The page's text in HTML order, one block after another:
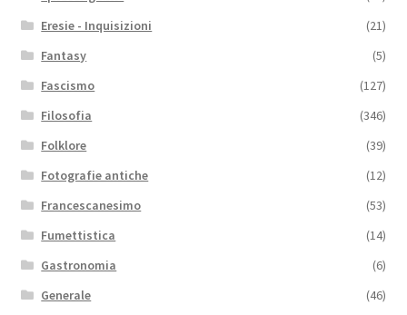
Eresie - Inquisizioni
(21)
Fantasy
(5)
Fascismo
(127)
Filosofia
(346)
Folklore
(39)
Fotografie antiche
(12)
Francescanesimo
(53)
Fumettistica
(14)
Gastronomia
(6)
Generale
(46)